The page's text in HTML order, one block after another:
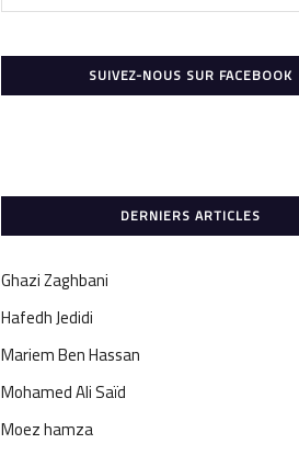
SUIVEZ-NOUS SUR FACEBOOK
DERNIERS ARTICLES
Ghazi Zaghbani
Hafedh Jedidi
Mariem Ben Hassan
Mohamed Ali Saïd
Moez hamza